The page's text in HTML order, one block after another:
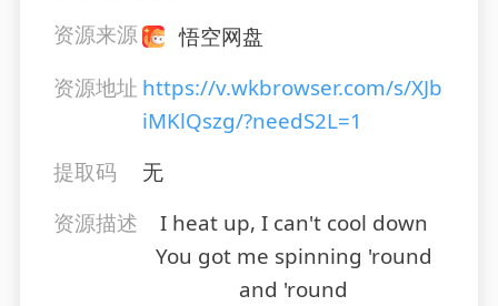
资源来源
悟空网盘
资源地址 https://v.wkbrowser.com/s/XJb
iMKlQszg/?needS2L=1
提取码
无
资源描述
I heat up, I can't cool down
You got me spinning 'round
and 'round